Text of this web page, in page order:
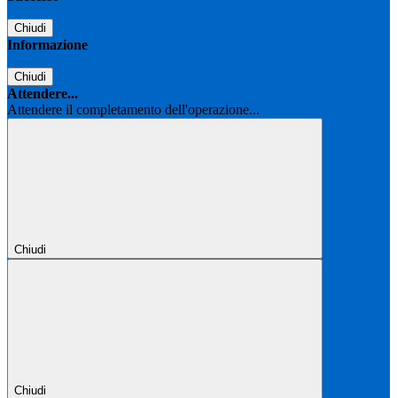
Chiudi
Informazione
Chiudi
Attendere...
Attendere il completamento dell'operazione...
Chiudi
Chiudi